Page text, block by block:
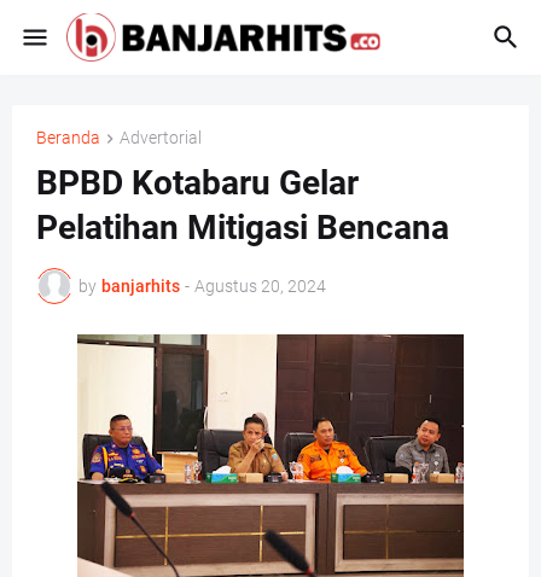
Beranda Advertorial
BPBD Kotabaru Gelar
Pelatihan Mitigasi Bencana
by banjarhits - Agustus 20, 2024